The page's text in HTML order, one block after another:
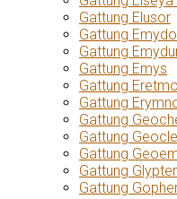
Gattung Elusor
Gattung
Gattung
Gattung Emys
Gattung
Gattung
Gattung
Gattung
Gattung
Gattung
Gattung